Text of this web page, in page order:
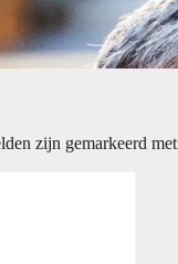
zijn gemarkeerd met